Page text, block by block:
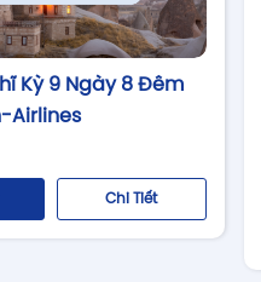
Kỳ 9 Ngày 8 Đêm
Airlines
Chi Tiết